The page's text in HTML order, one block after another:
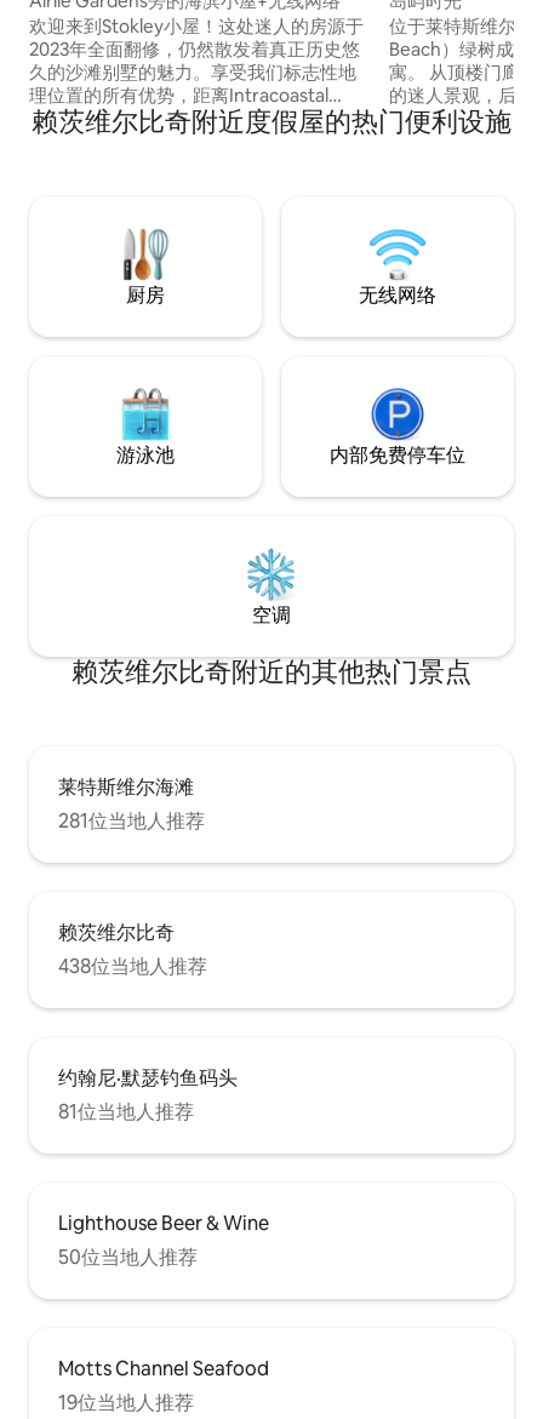
欢迎来到Stokley小屋！这处迷人的房源于
2023年全面翻修，仍然散发着真正历史悠
久的沙滩别墅的魅力。享受我们标志性地
理位置的所有优势，距离Intracoastal
Waterway、著名的WB Drawbridge，当
然还有海滩仅几步之遥！ 漫步前往
回到阴凉的前廊休息！
位于莱特斯维尔
Beach）绿树成荫
寓。 从顶楼门廊/
的迷人景观，后门
人日落景观。 您
的班克斯运河（
啡馆、购物中心和
赖茨维尔比奇附近度假屋的热门便利设施
厨房 无线网络
游泳池 内部免费停车位
空调
赖茨维尔比奇附近的其他热门景点
莱特斯维尔海滩
281位当地人推荐
赖茨维尔比奇
438位当地人推荐
约翰尼·默瑟钓鱼码头
81位当地人推荐
Lighthouse Beer & Wine
50位当地人推荐
Motts Channel Seafood
19位当地人推荐